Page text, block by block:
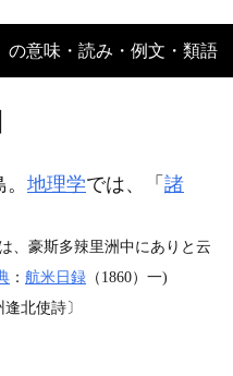
の意味・読み・例文・類語
地理学では、「 諸
、豪斯多辣里洲中にありと云
： 航米日録 （1860）一)
北使詩〕